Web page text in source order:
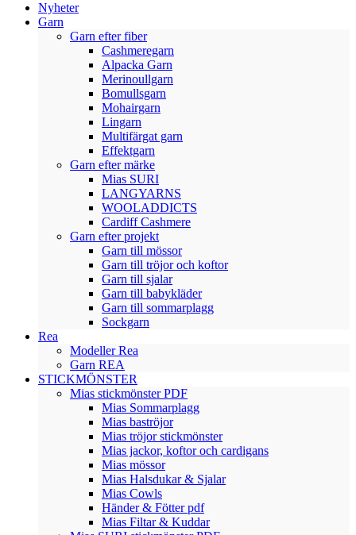
Nyheter
Garn
Garn efter fiber
Cashmeregarn
Alpacka Garn
Merinoullgarn
Bomullsgarn
Mohairgarn
Lingarn
Multifärgat garn
Effektgarn
Garn efter märke
Mias SURI
LANGYARNS
WOOLADDICTS
Cardiff Cashmere
Garn efter projekt
Garn till mössor
Garn till tröjor och koftor
Garn till sjalar
Garn till babykläder
Garn till sommarplagg
Sockgarn
Rea
Modeller Rea
Garn REA
STICKMÖNSTER
Mias stickmönster PDF
Mias Sommarplagg
Mias baströjor
Mias tröjor stickmönster
Mias jackor, koftor och cardigans
Mias mössor
Mias Halsdukar & Sjalar
Mias Cowls
Händer & Fötter pdf
Mias Filtar & Kuddar